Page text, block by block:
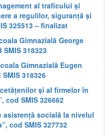
al traficului și
a regulilor, siguranță și
325513 – finalizat
Gimnazială George
318323
Gimnazială Eugen
318326
și al firmelor în
cod SMIS 326662
asistență socială la nivelul
cod SMIS 327732